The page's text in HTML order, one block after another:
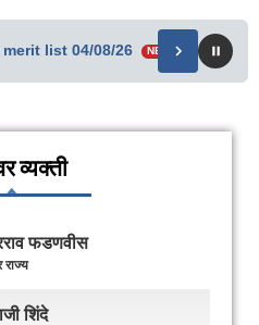
list 04/08/26 NEW Senior
व्यक्ती
फडणवीस
राज्य
शिंदे